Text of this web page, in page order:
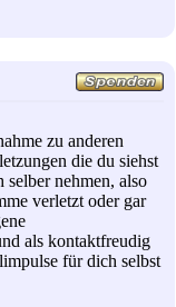
zu anderen
die du siehst
nehmen, also
verletzt oder gar
als kontaktfreudig
für dich selbst